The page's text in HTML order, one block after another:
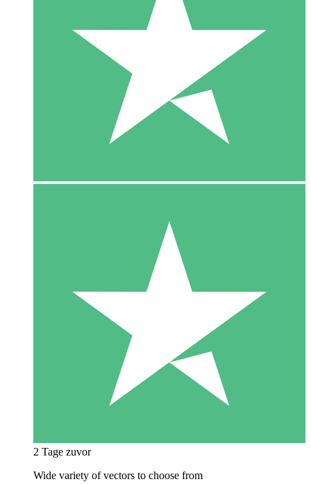
2 Tage zuvor
Wide variety of vectors to choose from